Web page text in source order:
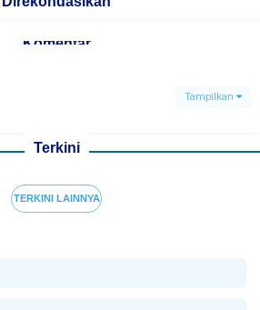
Komentar
Tampilkan
Terkini
TERKINI LAINNYA